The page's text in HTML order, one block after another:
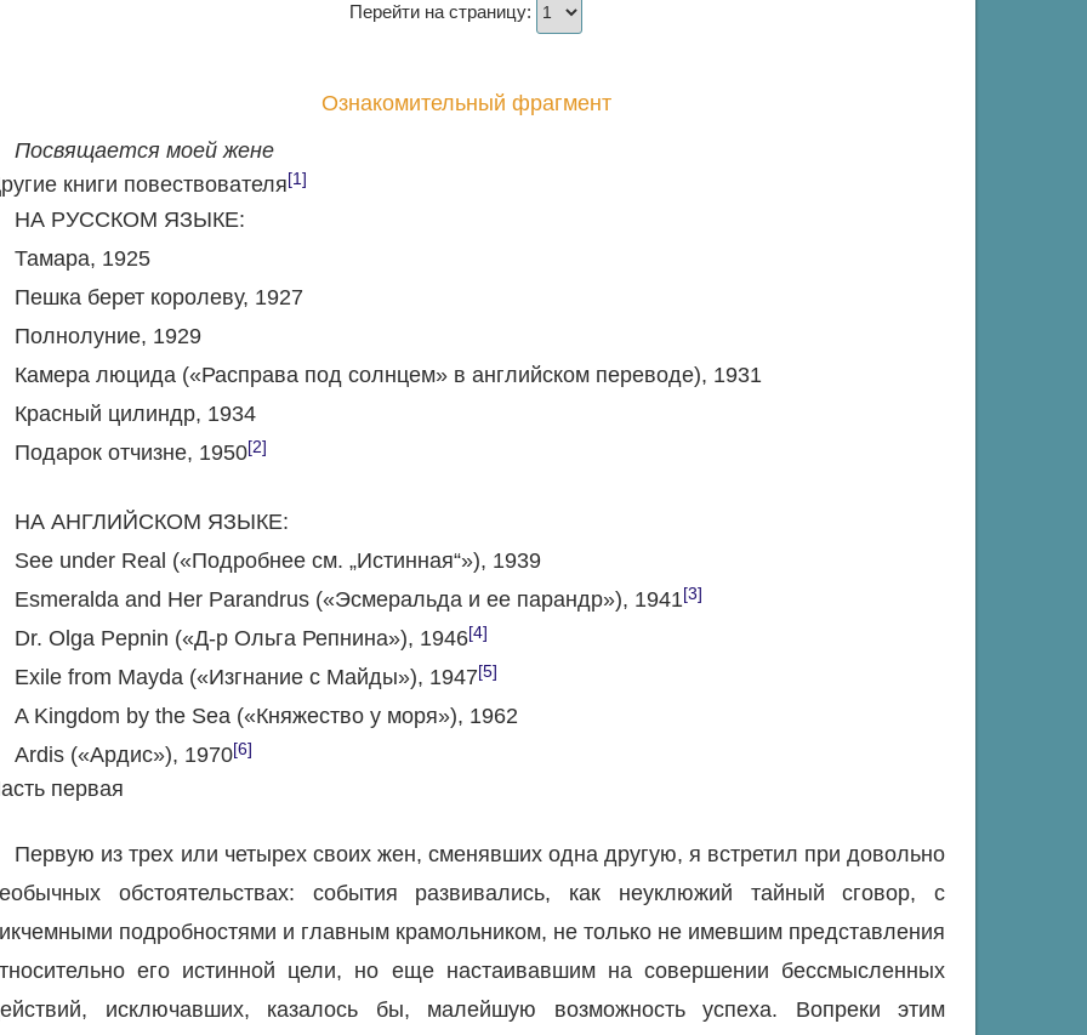
Перейти на страницу:
Ознакомительный фрагмент
Посвящается моей жене
книги повествователя[1]
НА РУССКОМ ЯЗЫКЕ:
Тамара, 1925
Пешка берет королеву, 1927
Полнолуние, 1929
Камера люцида («Расправа под солнцем» в английском переводе), 1931
Красный цилиндр, 1934
Подарок отчизне, 1950[2]
НА АНГЛИЙСКОМ ЯЗЫКЕ:
See under Real («Подробнее см. „Истинная“»), 1939
Esmeralda and Her Parandrus («Эсмеральда и ее парандр»), 1941[3]
Dr. Olga Pepnin («Д-р Ольга Репнина»), 1946[4]
Exile from Mayda («Изгнание с Майды»), 1947[5]
A Kingdom by the Sea («Княжество у моря»), 1962
Ardis («Ардис»), 1970[6]
первая
Первую из трех или четырех своих жен, сменявших одна другую, я встретил при довольно
обстоятельствах: события развивались, как неуклюжий тайный сговор, с
подробностями и главным крамольником, не только не имевшим представления
его истинной цели, но еще настаивавшим на совершении бессмысленных
исключавших, казалось бы, малейшую возможность успеха. Вопреки этим